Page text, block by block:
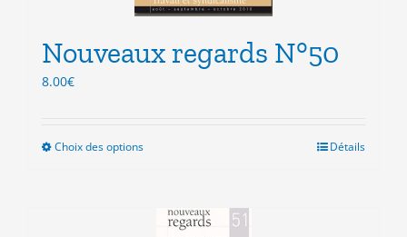
du
Nouveaux regards N°50
8.00€
Choix des optionsCe
plusieurs
variations.
Détails